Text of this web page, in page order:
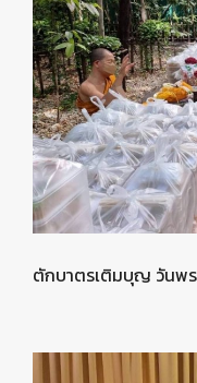
ตักบาตรเติมบุญ วันพ